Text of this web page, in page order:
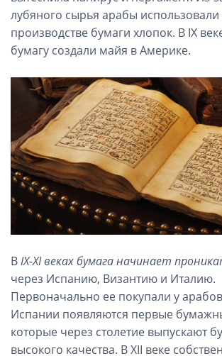
лубяного сырья арабы
производстве бумаги хлопок. В IX
бумагу создали майя в Америке.
ВIX-XI веках бумага начинает
через Испанию, Византию и Италию.
Первоначально ее покупали у
Испании появляются первые
которые через столетие выпускают
высокого качества. В XII веке